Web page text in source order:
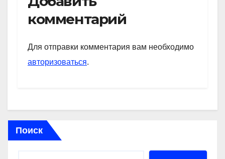
s
A
p
p
gr
a
m
o
kl
a
и
комментарий
Для отправки комментария вам необходимо
авторизоваться.
Поиск